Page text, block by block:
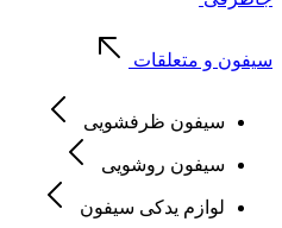
سیفون و متعلقات
سیفون ظرفشویی
سیفون روشویی
لوازم یدکی سیفون